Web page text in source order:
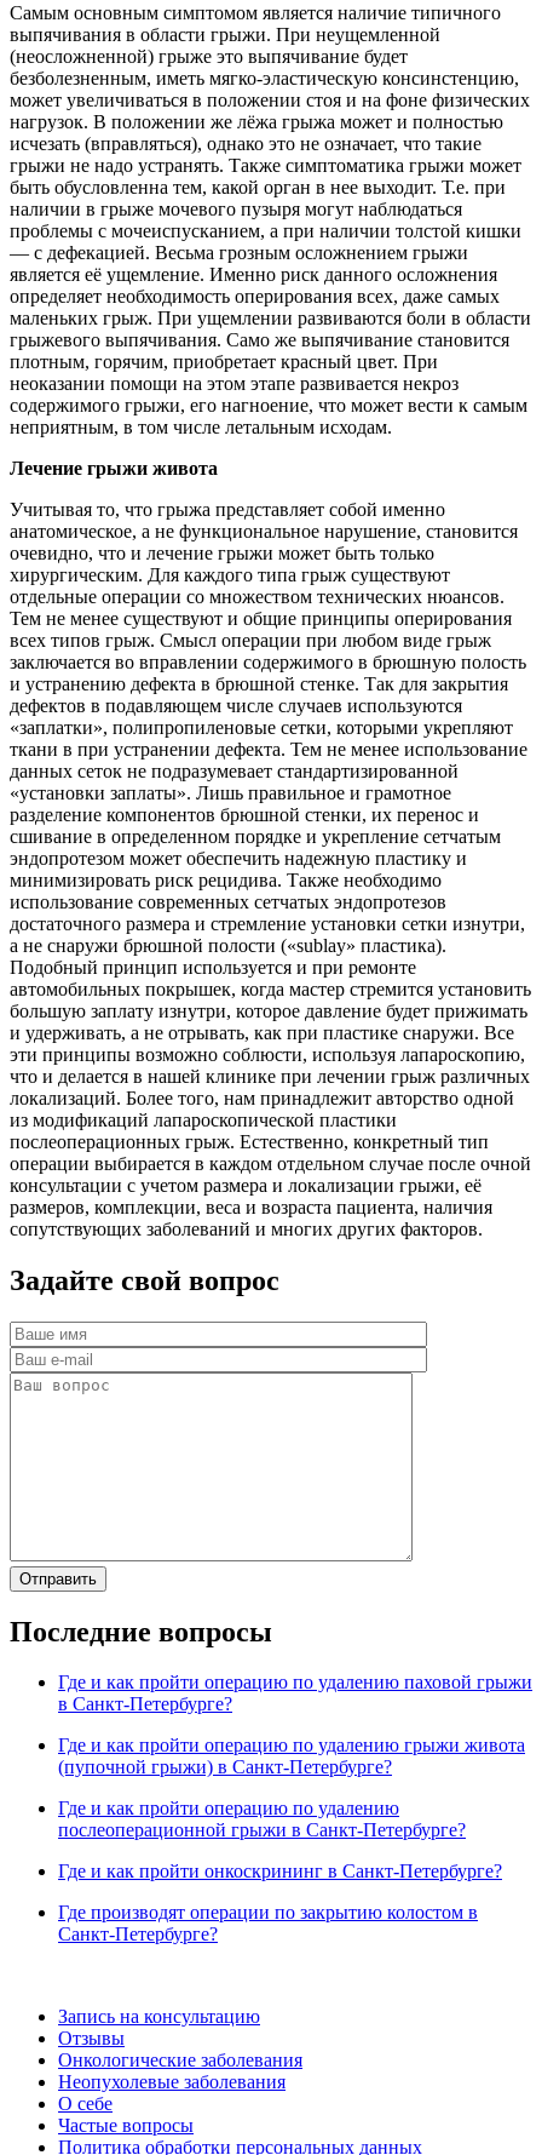
Самым основным симптомом является наличие типичного
выпячивания в области грыжи. При неущемленной
(неосложненной) грыже это выпячивание будет
безболезненным, иметь мягко-эластическую консинстенцию,
может увеличиваться в положении стоя и на фоне физических
нагрузок. В положении же лёжа грыжа может и полностью
исчезать (вправляться), однако это не означает, что такие
грыжи не надо устранять. Также симптоматика грыжи может
быть обусловленна тем, какой орган в нее выходит. Т.е. при
наличии в грыже мочевого пузыря могут наблюдаться
проблемы с мочеиспусканием, а при наличии толстой кишки
— с дефекацией. Весьма грозным осложнением грыжи
является её ущемление. Именно риск данного осложнения
определяет необходимость оперирования всех, даже самых
маленьких грыж. При ущемлении развиваются боли в области
грыжевого выпячивания. Само же выпячивание становится
плотным, горячим, приобретает красный цвет. При
неоказании помощи на этом этапе развивается некроз
содержимого грыжи, его нагноение, что может вести к самым
неприятным, в том числе летальным исходам.
Лечение грыжи живота
Учитывая то, что грыжа представляет собой именно
анатомическое, а не функциональное нарушение, становится
очевидно, что и лечение грыжи может быть только
хирургическим. Для каждого типа грыж существуют
отдельные операции со множеством технических нюансов.
Тем не менее существуют и общие принципы оперирования
всех типов грыж. Смысл операции при любом виде грыж
заключается во вправлении содержимого в брюшную полость
и устранению дефекта в брюшной стенке. Так для закрытия
дефектов в подавляющем числе случаев используются
«заплатки», полипропиленовые сетки, которыми укрепляют
ткани в при устранении дефекта. Тем не менее использование
данных сеток не подразумевает стандартизированной
«установки заплаты». Лишь правильное и грамотное
разделение компонентов брюшной стенки, их перенос и
сшивание в определенном порядке и укрепление сетчатым
эндопротезом может обеспечить надежную пластику и
минимизировать риск рецидива. Также необходимо
использование современных сетчатых эндопротезов
достаточного размера и стремление установки сетки изнутри,
а не снаружи брюшной полости («sublay» пластика).
Подобный принцип используется и при ремонте
автомобильных покрышек, когда мастер стремится установить
большую заплату изнутри, которое давление будет прижимать
и удерживать, а не отрывать, как при пластике снаружи. Все
эти принципы возможно соблюсти, используя лапароскопию,
что и делается в нашей клинике при лечении грыж различных
локализаций. Более того, нам принадлежит авторство одной
из модификаций лапароскопической пластики
послеоперационных грыж. Естественно, конкретный тип
операции выбирается в каждом отдельном случае после очной
консультации с учетом размера и локализации грыжи, её
размеров, комплекции, веса и возраста пациента, наличия
сопутствующих заболеваний и многих других факторов.
Задайте свой вопрос
Последние вопросы
Где и как пройти операцию по удалению паховой грыжи
в Санкт-Петербурге?
Где и как пройти операцию по удалению грыжи живота
(пупочной грыжи) в Санкт-Петербурге?
Где и как пройти операцию по удалению
послеоперационной грыжи в Санкт-Петербурге?
Где и как пройти онкоскрининг в Санкт-Петербурге?
Где производят операции по закрытию колостом в
Санкт-Петербурге?
Запись на консультацию
Отзывы
Онкологические заболевания
Неопухолевые заболевания
О себе
Частые вопросы
Политика обработки персональных данных